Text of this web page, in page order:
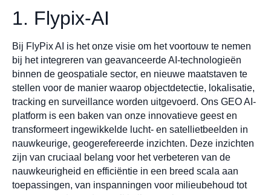
1. Flypix-AI
Bij FlyPix AI is het onze visie om het voortouw te nemen
bij het integreren van geavanceerde AI-technologieën
binnen de geospatiale sector, en nieuwe maatstaven te
stellen voor de manier waarop objectdetectie, lokalisatie,
tracking en surveillance worden uitgevoerd. Ons GEO AI-
platform is een baken van onze innovatieve geest en
transformeert ingewikkelde lucht- en satellietbeelden in
nauwkeurige, geogerefereerde inzichten. Deze inzichten
zijn van cruciaal belang voor het verbeteren van de
nauwkeurigheid en efficiëntie in een breed scala aan
toepassingen, van inspanningen voor milieubehoud tot